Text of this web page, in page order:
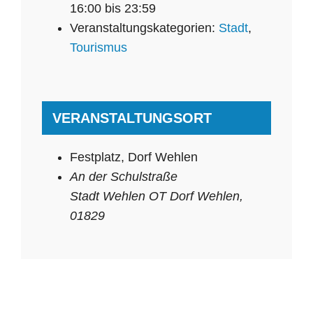
16:00 bis 23:59
Veranstaltungskategorien: Stadt,
Tourismus
VERANSTALTUNGSORT
Festplatz, Dorf Wehlen
An der Schulstraße
Stadt Wehlen OT Dorf Wehlen,
01829